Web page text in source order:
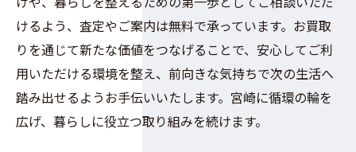
けるよう、査定やご案内は無料で承っています。お買取
りを通じて新たな価値をつなげることで、安心してご利
用いただける環境を整え、前向きな気持ちで次の生活へ
踏み出せるようお手伝いいたします。宮崎に循環の輪を
広げ、暮らしに役立つ取り組みを続けます。